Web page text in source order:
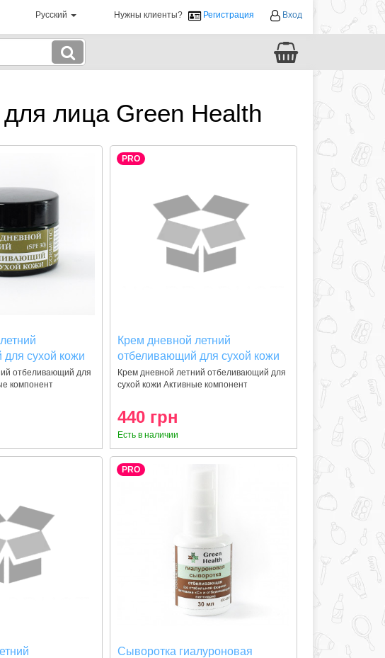
Русский Нужны клиенты? Регистрация Вход
лица Green Health
сухой кожи
отбеливающий для
компонент
PRO
Крем дневной летний
отбеливающий для сухой кожи
50 мл
Крем дневной летний отбеливающий для
сухой кожи Активные компонент
440 грн
Есть в наличии
PRO
Сыворотка гиалуроновая